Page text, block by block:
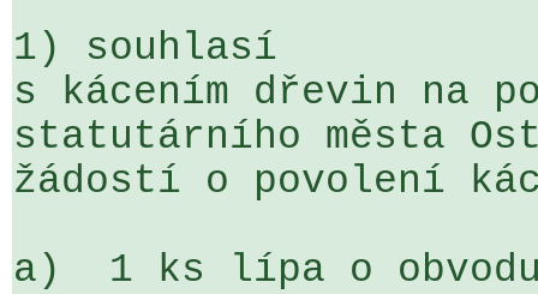
1) souhlasí
s kácením dřevin na
statutárního města
žádostí o povolení
a)  1 ks lípa o obvodu